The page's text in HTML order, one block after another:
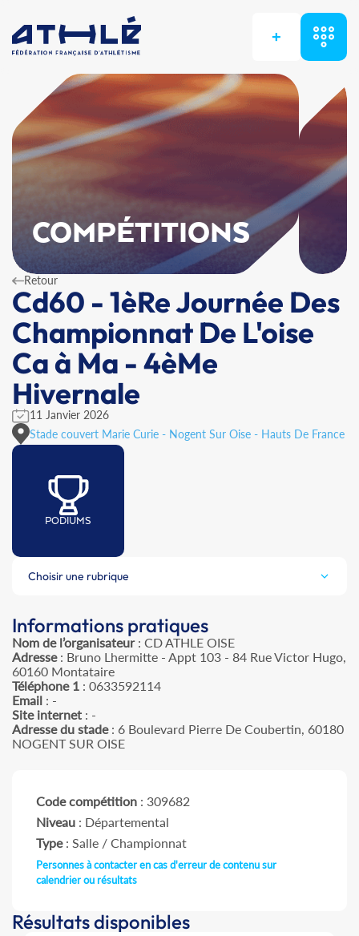
+
COMPÉTITIONS
Retour
Cd60 - 1èRe Journée Des
Championnat De L'oise
Ca à Ma - 4èMe
Hivernale
11 Janvier 2026
Stade couvert Marie Curie - Nogent Sur Oise - Hauts De France
PODIUMS
Choisir une rubrique
Informations pratiques
Nom de l’organisateur: CD ATHLE OISE
Adresse: Bruno Lhermitte - Appt 103 - 84 Rue Victor Hugo,
60160 Montataire
Téléphone 1 : 0633592114
Email : -
Site internet : -
Adresse du stade: 6 Boulevard Pierre De Coubertin, 60180
NOGENT SUR OISE
Code compétition : 309682
Niveau : Départemental
Type: Salle / Championnat
Personnes à contacter en cas d'erreur de contenu sur
calendrier ou résultats
Résultats disponibles